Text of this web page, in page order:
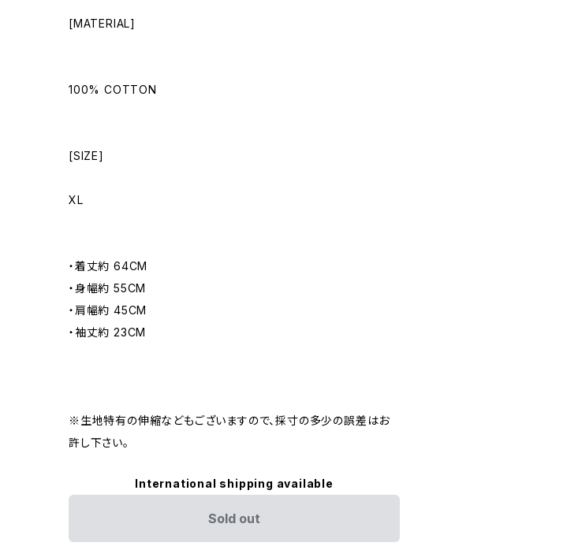
[MATERIAL]
100% COTTON
[SIZE]
XL
・着丈約 64CM
・身幅約 55CM
・肩幅約 45CM
・袖丈約 23CM
※生地特有の伸縮などもございますので、採寸の多少の誤差はお
許し下さい。
International shipping available
Sold out